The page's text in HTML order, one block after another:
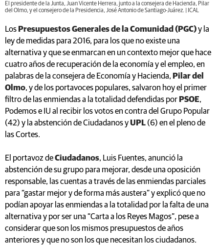
El presidente de la Junta, Juan Vicente Herrera, junto a la consejera de Hacienda, Pilar
del Olmo, y el consejero de la Presidencia, José Antonio de Santiago-Juárez. | ICAL
Los Presupuestos Generales de la Comunidad (PGC)y la
ley de medidas para 2016, para los que no existe una
alternativa y que se enmarcan en un contexto mejor que hace
cuatro años de recuperación de la economía y el empleo, en
palabras de la consejera de Economía y Hacienda, Pilar del
Olmo, y de los portavoces populares, salvaron hoy el primer
filtro de las enmiendas a la totalidad defendidas por PSOE,
Podemos e IU al recibir los votos en contra del Grupo Popular
(42) y la abstención de Ciudadanos yUPL (6) en el pleno de
las Cortes.
El portavoz deCiudadanos, Luis Fuentes, anunció la
abstención de su grupo para mejorar, desde una oposición
responsable, las cuentas a través de las enmiendas parciales
para “gastar mejor y de forma más austera” y explicó que no
podían apoyar las enmiendas a la totalidad por la falta de una
alternativa y por ser una “Carta a los Reyes Magos”, pese a
considerar que son los mismos presupuestos de años
anteriores y que no son los que necesitan los ciudadanos.